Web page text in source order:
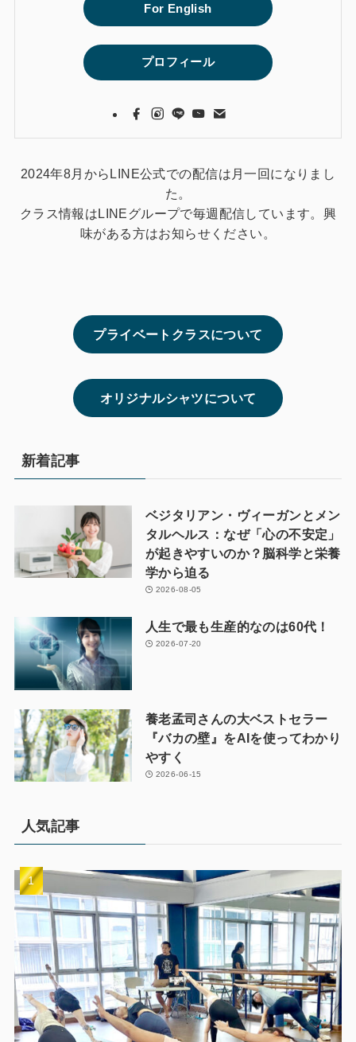
For English
プロフィール
2024年8月からLINE公式での配信は月一回になりまし
た。
クラス情報はLINEグループで毎週配信しています。興
味がある方はお知らせください。
プライベートクラスについて
オリジナルシャツについて
新着記事
ベジタリアン・ヴィーガンとメン
タルヘルス：なぜ「心の不安定」
が起きやすいのか？脳科学と栄養
学から迫る
2026-08-05
人生で最も生産的なのは60代！
2026-07-20
養老孟司さんの大ベストセラー
『バカの壁』をAIを使ってわかり
やすく
2026-06-15
人気記事